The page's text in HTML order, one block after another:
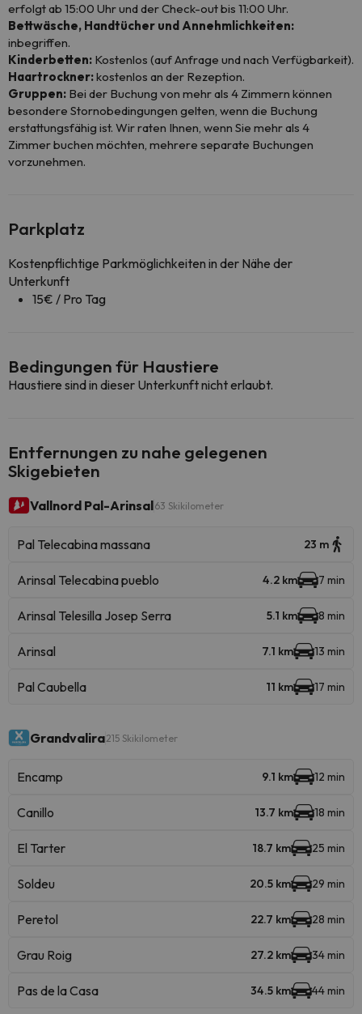
erfolgt ab 15:00 Uhr und der Check-out bis 11:00 Uhr.
Bettwäsche, Handtücher und Annehmlichkeiten:
inbegriffen.
Kinderbetten: Kostenlos (auf Anfrage und nach Verfügbarkeit).
Haartrockner:kostenlos an der Rezeption.
Gruppen: Bei der Buchung von mehr als 4 Zimmern können
besondere Stornobedingungen gelten, wenn die Buchung
erstattungsfähig ist. Wir raten Ihnen, wenn Sie mehr als 4
Zimmer buchen möchten, mehrere separate Buchungen
vorzunehmen.
Parkplatz
Kostenpflichtige Parkmöglichkeiten in der Nähe der
Unterkunft
15€ / Pro Tag
Bedingungen für Haustiere
Haustiere sind in dieser Unterkunft nicht erlaubt.
Entfernungen zu nahe gelegenen
Skigebieten
Vallnord Pal-Arinsal63 Skikilometer
Pal Telecabina massana 23 m
Arinsal Telecabina pueblo 4.2 km 7 min
Arinsal Telesilla Josep Serra 5.1 km 8 min
Arinsal 7.1 km 13 min
Pal Caubella 11 km 17 min
Grandvalira215 Skikilometer
Encamp 9.1 km 12 min
Canillo 13.7 km 18 min
El Tarter 18.7 km 25 min
Soldeu 20.5 km 29 min
Peretol 22.7 km 28 min
Grau Roig 27.2 km 34 min
Pas de la Casa 34.5 km 44 min